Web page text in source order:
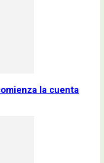
la cuenta